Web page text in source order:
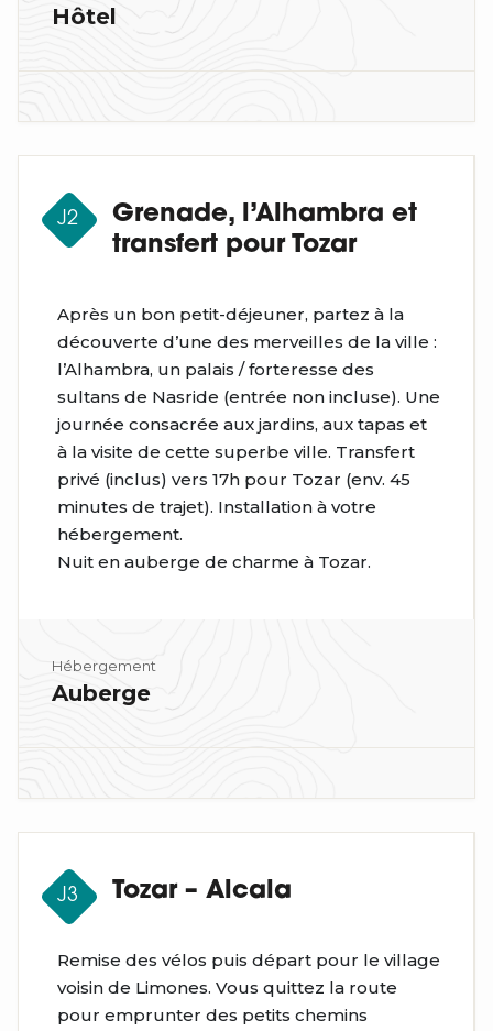
Hôtel
J2
Grenade, l’Alhambra et
transfert pour Tozar
Après un bon petit-déjeuner, partez à la
découverte d’une des merveilles de la ville :
l’Alhambra, un palais / forteresse des
sultans de Nasride (entrée non incluse). Une
journée consacrée aux jardins, aux tapas et
à la visite de cette superbe ville. Transfert
privé (inclus) vers 17h pour Tozar (env. 45
minutes de trajet). Installation à votre
hébergement.
Nuit en auberge de charme à Tozar.
Hébergement
Auberge
J3 Tozar – Alcala
Remise des vélos puis départ pour le village
voisin de Limones. Vous quittez la route
pour emprunter des petits chemins